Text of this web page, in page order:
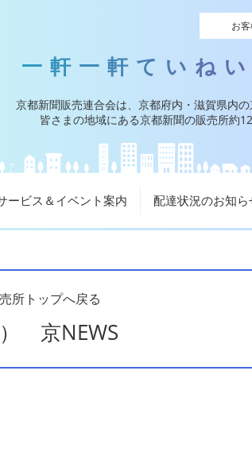
お
一軒一軒ていね
京都新聞販売連合会は、京都府内・滋賀県内
皆さまの地域にある京都新聞の販売所約
ービス＆イベント案内 配達状況のお知ら
所トップへ戻る
京NEWS